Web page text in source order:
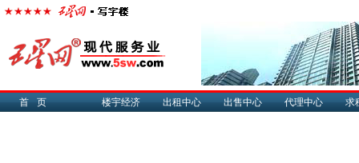
首页 楼宇经济 出租中心 出售中心 代理中心 求